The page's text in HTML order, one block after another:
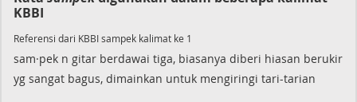
KBBI
Referensi dari KBBI sampek kalimat ke 1
sam·pek n gitar berdawai tiga, biasanya diberi hiasan berukir
yg sangat bagus, dimainkan untuk mengiringi tari-tarian